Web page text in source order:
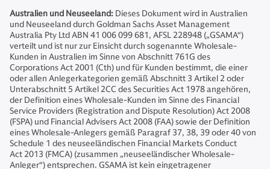
Australien und Neuseeland: Dieses Dokument wird in Australien
und Neuseeland durch Goldman Sachs Asset Management
Australia Pty Ltd ABN 41 006 099 681, AFSL 228948 („GSAMA“)
verteilt und ist nur zur Einsicht durch sogenannte Wholesale-
Kunden in Australien im Sinne von Abschnitt 761G des
Corporations Act 2001 (Cth) und für Kunden bestimmt, die einer
oder allen Anlegerkategorien gemäß Abschnitt 3 Artikel 2 oder
Unterabschnitt 5 Artikel 2CC des Securities Act 1978 angehören,
der Definition eines Wholesale-Kunden im Sinne des Financial
Service Providers (Registration and Dispute Resolution) Act 2008
(FSPA) und Financial Advisers Act 2008 (FAA) sowie der Definition
eines Wholesale-Anlegers gemäß Paragraf 37, 38, 39 oder 40 von
Schedule 1 des neuseeländischen Financial Markets Conduct
Act 2013 (FMCA) (zusammen „neuseeländischer Wholesale-
Anleger“) entsprechen. GSAMA ist kein eingetragener